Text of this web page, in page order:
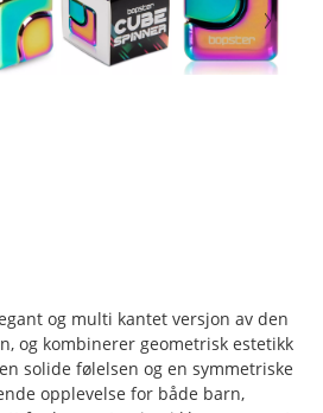
og multi kantet versjon av den
og kombinerer geometrisk estetikk
solide følelsen og en symmetriske
opplevelse for både barn,